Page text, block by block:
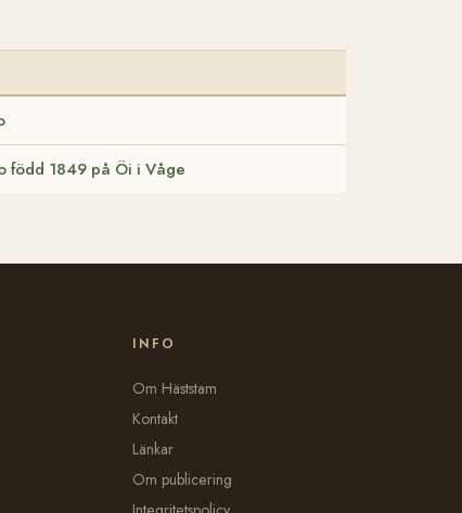
född 1849 på Öi i Våge
INFO
Om Häststam
Kontakt
Länkar
Om publicering